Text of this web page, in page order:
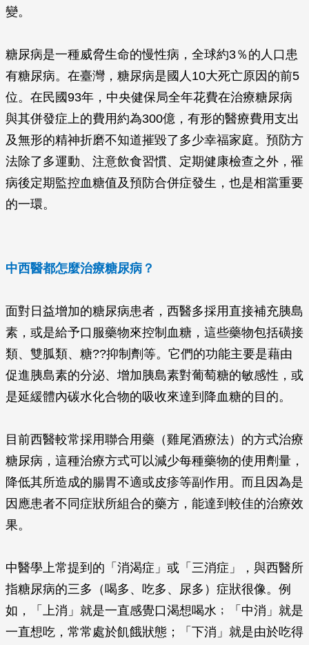
變。
糖尿病是一種威脅生命的慢性病，全球約3％的人口患
有糖尿病。在臺灣，糖尿病是國人10大死亡原因的前5
位。在民國93年，中央健保局全年花費在治療糖尿病
與其併發症上的費用約為300億，有形的醫療費用支出
及無形的精神折磨不知道摧毀了多少幸福家庭。預防方
法除了多運動、注意飲食習慣、定期健康檢查之外，罹
病後定期監控血糖值及預防合併症發生，也是相當重要
的一環。
中西醫都怎麼治療糖尿病？
面對日益增加的糖尿病患者，西醫多採用直接補充胰島
素，或是給予口服藥物來控制血糖，這些藥物包括磺接
類、雙胍類、糖??抑制劑等。它們的功能主要是藉由
促進胰島素的分泌、增加胰島素對葡萄糖的敏感性，或
是延緩體內碳水化合物的吸收來達到降血糖的目的。
目前西醫較常採用聯合用藥（雞尾酒療法）的方式治療
糖尿病，這種治療方式可以減少每種藥物的使用劑量，
降低其所造成的腸胃不適或皮疹等副作用。而且因為是
因應患者不同症狀所組合的藥方，能達到較佳的治療效
果。
中醫學上常提到的「消渴症」或「三消症」，與西醫所
指糖尿病的三多（喝多、吃多、尿多）症狀很像。例
如，「上消」就是一直感覺口渴想喝水﹔「中消」就是
一直想吃，常常處於飢餓狀態；「下消」就是由於吃得